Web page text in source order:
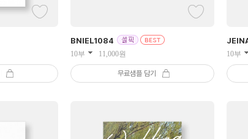
BNIEL1084
10부 11,000원
무료샘플 담기
10부